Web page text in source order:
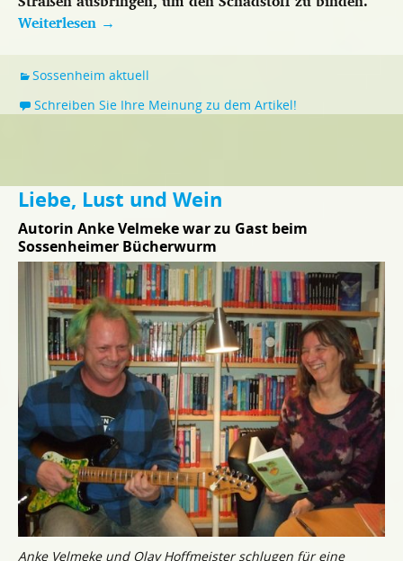
Weiterlesen →
Sossenheim aktuell
Schreiben Sie Ihre Meinung zu dem Artikel!
Liebe, Lust und Wein
Autorin Anke Velmeke war zu Gast beim
Sossenheimer Bücherwurm
Anke Velmeke und Olav Hoffmeister schlugen für eine